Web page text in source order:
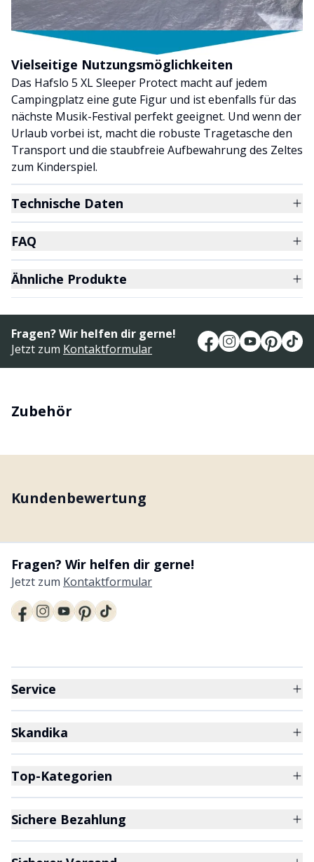
Vielseitige Nutzungsmöglichkeiten
Das Hafslo 5 XL Sleeper Protect macht auf jedem
Campingplatz eine gute Figur und ist ebenfalls für das
nächste Musik-Festival perfekt geeignet. Und wenn der
Urlaub vorbei ist, macht die robuste Tragetasche den
Transport und die staubfreie Aufbewahrung des Zeltes
zum Kinderspiel.
Technische Daten
FAQ
Ähnliche Produkte
Fragen? Wir helfen dir gerne!
Jetzt zum Kontaktformular
Zubehör
Kundenbewertung
Fragen? Wir helfen dir gerne!
Jetzt zum Kontaktformular
Service
Skandika
Top-Kategorien
Sichere Bezahlung